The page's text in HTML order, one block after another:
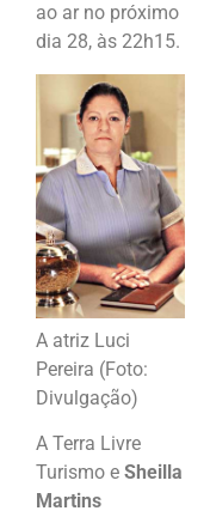
ao ar no próximo
dia 28, às 22h15.
A atriz Luci
Pereira (Foto:
Divulgação)
A Terra Livre
Turismo e Sheilla
Martins